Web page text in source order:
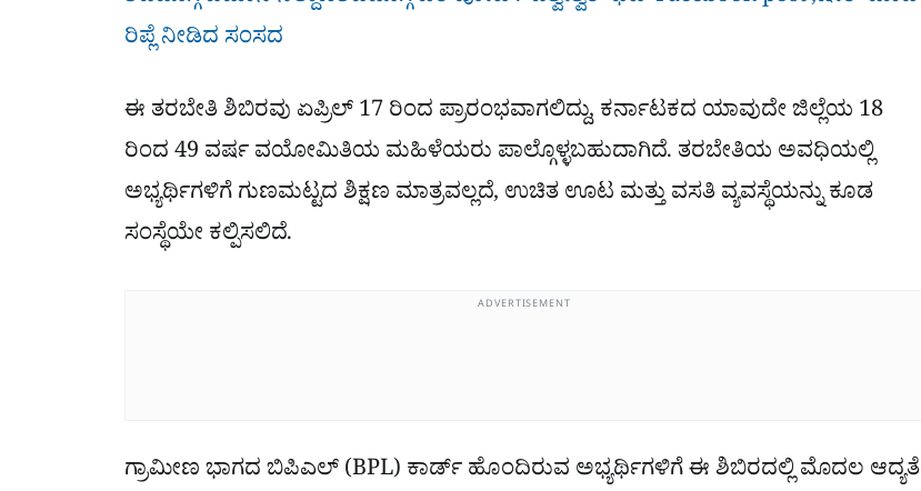
ರಿಪ್ಲೆ ನೀಡಿದ ಸಂಸದ
ಈ ತರಬೇತಿ ಶಿಬಿರವು ಏಪ್ರಿಲ್ 17 ರಿಂದ ಪ್ರಾರಂಭವಾಗಲಿದ್ದು, ಕರ್ನಾಟಕದ ಯಾವುದೇ ಜಿಲ್ಲೆಯ 18
ರಿಂದ 49 ವರ್ಷ ವಯೋಮಿತಿಯ ಮಹಿಳೆಯರು ಪಾಲ್ಗೊಳ್ಳಬಹುದಾಗಿದೆ. ತರಬೇತಿಯ ಅವಧಿಯಲ್ಲಿ
ಅಭ್ಯರ್ಥಿಗಳಿಗೆ ಗುಣಮಟ್ಟದ ಶಿಕ್ಷಣ ಮಾತ್ರವಲ್ಲದೆ, ಉಚಿತ ಊಟ ಮತ್ತು ವಸತಿ ವ್ಯವಸ್ಥೆಯನ್ನು ಕೂಡ
ಸಂಸ್ಥೆಯೇ ಕಲ್ಪಿಸಲಿದೆ.
ADVERTISEMENT
ಗ್ರಾಮೀಣ ಭಾಗದ ಬಿಪಿಎಲ್ (BPL) ಕಾರ್ಡ್ ಹೊಂದಿರುವ ಅಭ್ಯರ್ಥಿಗಳಿಗೆ ಈ ಶಿಬಿರದಲ್ಲಿ ಮೊದಲ ಆದ್ಯತೆ